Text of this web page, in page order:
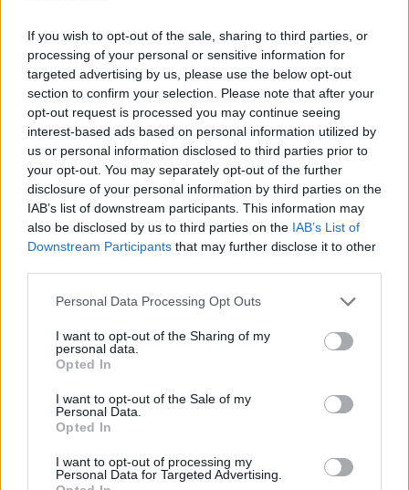
If you wish to opt-out of the sale, sharing to third parties, or
processing of your personal or sensitive information for
targeted advertising by us, please use the below opt-out
section to confirm your selection. Please note that after your
opt-out request is processed you may continue seeing
interest-based ads based on personal information utilized by
us or personal information disclosed to third parties prior to
your opt-out. You may separately opt-out of the further
disclosure of your personal information by third parties on the
IAB’s list of downstream participants. This information may
also be disclosed by us to third parties on the IAB’s List of
Downstream Participants that may further disclose it to other
Please note that this website/app uses one or more Google
not limited to your visit or usage behaviour. You may click to
grant or deny consent to Google and its third-party tags to
use your data for below specified purposes in below Google
consent section.
Personal Data Processing Opt Outs
I want to opt-out of the Sharing of my
personal data.
Opted In
I want to opt-out of the Sale of my
Personal Data.
Opted In
I want to opt-out of processing my
Personal Data for Targeted Advertising.
NECROLOGIE
Mario Malu
Paolo Pinna
Martina Agostina Diturco
I nostri cari
I nostri cari